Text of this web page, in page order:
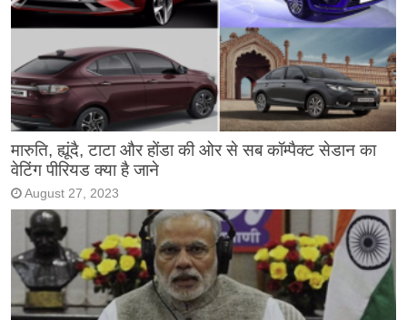
मारुति, ह्यूंदै, टाटा और होंडा की ओर से सब कॉम्पैक्ट सेडान का
वेटिंग पीरियड क्या है जाने
August 27, 2023